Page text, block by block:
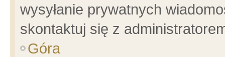
wysyłanie prywatnych
skontaktuj się z
Góra